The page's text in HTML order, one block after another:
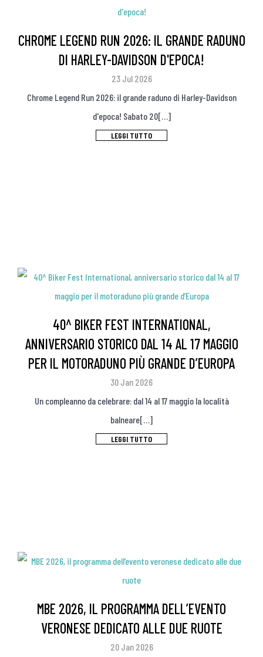
CHROME LEGEND RUN 2026: IL GRANDE RADUNO
DI HARLEY-DAVIDSON D'EPOCA!
23 Jul 2026
Chrome Legend Run 2026: il grande raduno di Harley-Davidson
d'epoca! Sabato 20[…]
LEGGI TUTTO
40^ BIKER FEST INTERNATIONAL,
ANNIVERSARIO STORICO DAL 14 AL 17 MAGGIO
PER IL MOTORADUNO PIÙ GRANDE D’EUROPA
30 Jan 2026
Un compleanno da celebrare: dal 14 al 17 maggio la località
balneare[…]
LEGGI TUTTO
MBE 2026, IL PROGRAMMA DELL’EVENTO
VERONESE DEDICATO ALLE DUE RUOTE
20 Jan 2026